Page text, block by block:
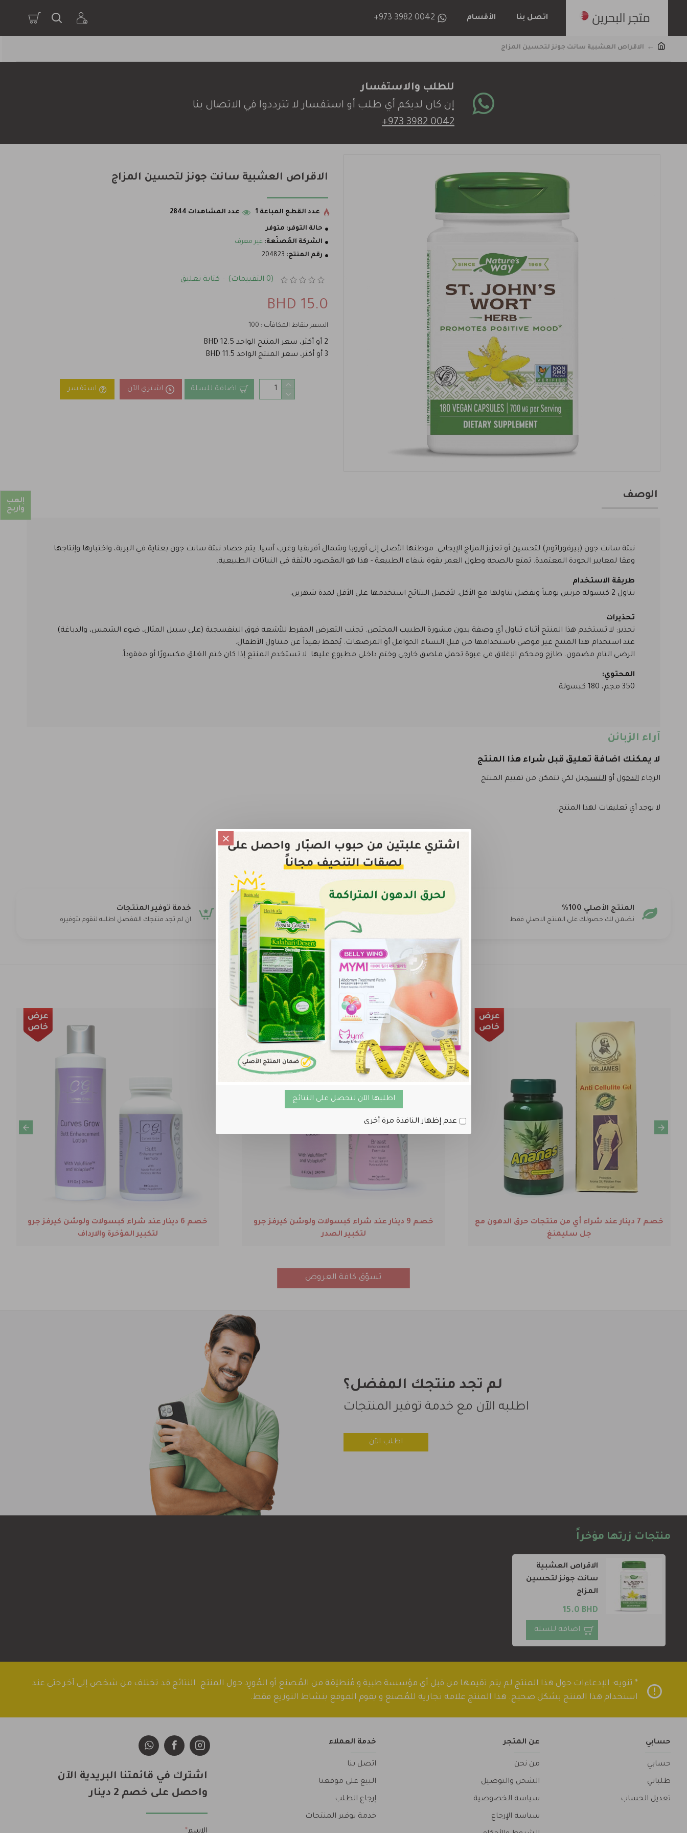
اطلبها الآن لتحصل على النتائج
عدم إظهار النافذة مرة أخرى
اتصل بنا الأقسام +973 3982 0042
الاقراص العشبية سانت جونز لتحسين المزاج
للطلب والاستفسار
إن كان لديكم أي طلب أو استفسار لا تترددوا في الاتصال بنا
+973 3982 0042
الاقراص العشبية سانت جونز لتحسين المزاج
حالة التوفر: متوفر
الشركة المُصنّعة: غير معرف
رقم المنتج: 204823
عدد القطع المباعة 1 عدد المشاهدات 2844
(0 التقييمات) - كتابة تعليق
15.0 BHD
السعر بنقاط المكافآت : 100
2 أو أكثر، سعر المنتج الواحد 12.5 BHD
3 أو أكثر، سعر المنتج الواحد 11.5 BHD
اضافة للسلة اشتري الآن استفسر
الوصف
نبتة سانت جون (بيرفوراتوم) لتحسين أو تعزيز المزاج الإيجابي. موطنها الأصلي إلى أوروبا وشمال أفريقيا وغرب آسيا. يتم حصاد نبتة سانت جون بعناية في البرية، واختبارها وإنتاجها
وفقا لمعايير الجودة المعتمدة. تمتع بالصحة وطول العمر بقوة شفاء الطبيعة - هذا هو المقصود بالثقة في النباتات الطبيعية.
طريقة الاستخدام
تناول 2 كبسولة مرتين يومياً ويفضل تناولها مع الأكل. لأفضل النتائج استخدمها على الأقل لمدة شهرين.
تحذيرات
تحذير: لا تستخدم هذا المنتج أثناء تناول أي وصفة بدون مشورة الطبيب المختص. تجنب التعرض المفرط للأشعة فوق البنفسجية (على سبيل المثال، ضوء الشمس، والدباغة)
عند استخدام هذا المنتج غير موصى باستخدامها من قبل النساء الحوامل أو المرضعات. يُحفظ بعيداً عن متناول الأطفال.
الرضى التام مضمون. طازج ومحكم الإغلاق في عبوة تحمل ملصق خارجي وختم داخلي مطبوع عليها. لا تستخدم المنتج إذا كان ختم الغلق مكسورًا أو مفقوداً.
المحتوي:
350 مجم، 180 كبسولة
آراء الزبائن
لا يمكنك اضافة تعليق قبل شراء هذا المنتج
الرجاء الدخول أو التسجيل لكي تتمكن من تقييم المنتج
لا يوجد أي تعليقات لهذا المنتج.
المنتج الأصلي 100%
نضمن لك حصولك على المنتج الاصلي فقط
خصم عند طلب أكثر من علبة
أحصل على خصم إضافي عند طلب أكثر من علبة من أي
خدمة توفير المنتجات
ان لم تجد منتجك المفضل اطلبه لنقوم بتوفيره
العروض والخصومات
اشتري كورس 3 أشهر من فيتامينات هيرهانس بسعر
الخصم بسعر 33 دينار بدلاً من 41
أضف 1 دينار عند شراء برننق فات لتحصل على لصاقات
البطن للتنحيف هدية
خصم 50% من سعر شاي هيرب الألماني للتنحيف عند
شراءه مع الصبار بلس
تسوّق كافة العروض
لم تجد منتجك المفضل؟
اطلبه الآن مع خدمة توفير المنتجات
اطلب الآن
منتجات زرتها مؤخراً
الاقراص العشبية
سانت جونز لتحسين
المزاج
15.0 BHD
اضافة للسلة
* تنويه: الإدعاءات حول هذا المنتج لم يتم تقيمها من قبل أي مؤسسة طبية و مُنطلِقة من المُصنع أو المُورِد حول المنتج. النتائج قد تختلف من شخص إلى آخر حتى عند
استخدام هذا المنتج بشكل صحيح. هذا المنتج علامة تجارية للمُصنع و يقوم الموقع بنشاط التوزيع فقط.
حسابي
حسابي
طلباتي
تعديل الحساب
عن المتجر
من نحن
الشحن والتوصيل
سياسة الخصوصية
سياسة الإرجاع
خدمة العملاء
اتصل بنا
البيع على موقعنا
إرجاع الطلب
خدمة توفير المنتجات
اشترك في قائمتنا البريدية الآن
واحصل على خصم 2 دينار
إلعب
واربح